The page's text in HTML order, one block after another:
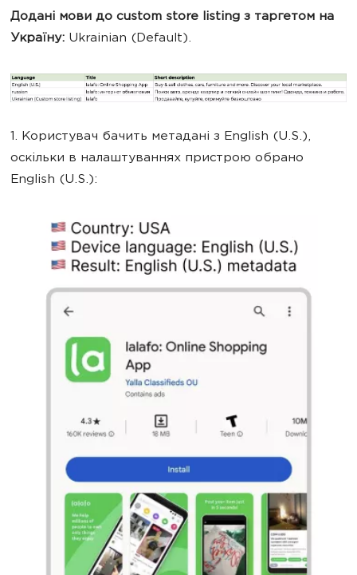
Додані мови до custom store listing з таргетом на
Україну: Ukrainian (Default).
1. Користувач бачить метадані з English (U.S.),
оскільки в налаштуваннях пристрою обрано
English (U.S.):